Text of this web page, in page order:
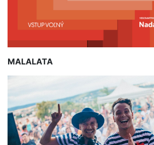
MALALATA